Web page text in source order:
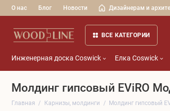
О нас Блог Новости Дизайнерам и
ВСЕ КАТЕГОРИИ
Инженерная доска Coswick Елка Coswick
Молдинг гипсовый EViRO
Главная Карнизы, молдинги Молдинг гипсовый